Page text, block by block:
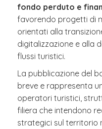
fondo perduto e
favorendo progetti di
orientati alla
digitalizzazione e alla
flussi turistici.
La pubblicazione del
breve e rappresenta
operatori turistici,
filiera che intendono
strategici sul territorio